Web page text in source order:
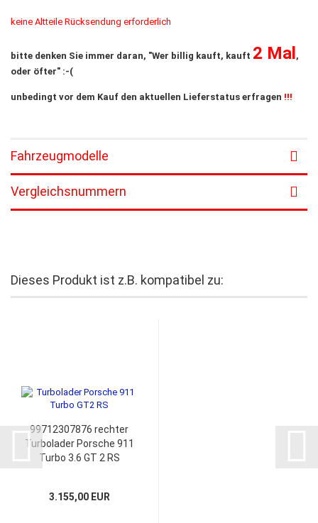
keine Altteile Rücksendung erforderlich
bitte denken Sie immer daran, "Wer billig kauft, kauft 2 Mal,
oder öfter" :-(​
unbedingt vor dem Kauf den aktuellen Lieferstatus erfragen !!!
Fahrzeugmodelle
Vergleichsnummern
Dieses Produkt ist z.B. kompatibel zu:
99712307876 rechter
Turbolader Porsche 911
Turbo 3.6 GT 2 RS
3.155,00 EUR